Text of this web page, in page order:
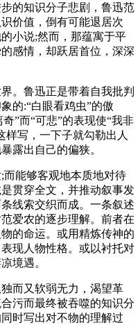
的知识分子悲剧，鲁迅范
价值，倒有可能退居次
小说;然而，那蕴寓于平
感情，却跃居首位，深深
。鲁迅正是带着自我批判
的:“白眼看鸡虫”的傲
”而“可悲”的表现使“我非
样写，一下子就勾勒出人
露出自己的偏狭。
能够客观地本质地对待
贯穿全文，并推动叙事发
线索交织而成。一条叙述
爱农的逐步理解。前者在
的命运。或用精炼传神的
现人物性格。或以衬托对
境遇。
而又软弱无力，渴望革
污而最终被吞噬的知识分
时写出对不物的理解过